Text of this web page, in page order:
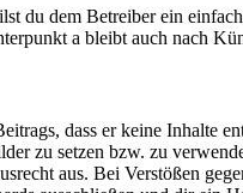
du dem Betreiber ein
a bleibt auch nach
dass er keine Inhalte
zu setzen bzw. zu
aus. Bei Verstößen